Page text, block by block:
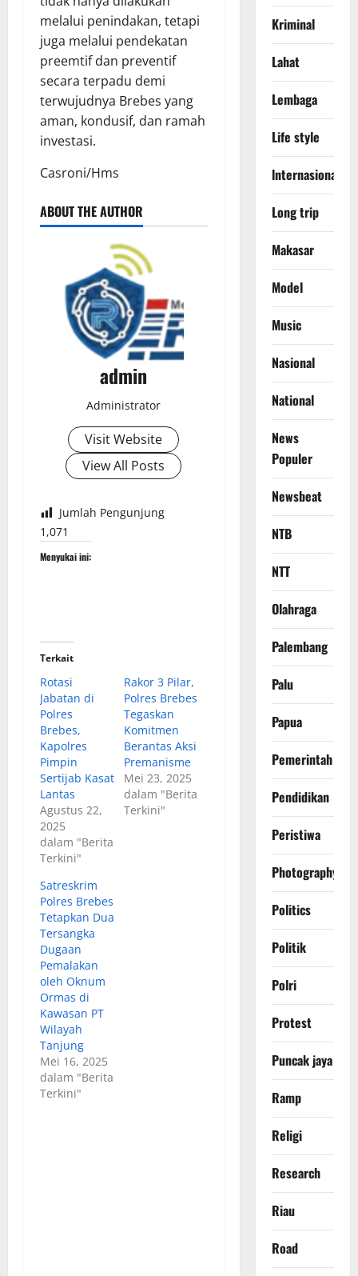
melalui penindakan, tetapi
juga melalui pendekatan
preemtif dan preventif
secara terpadu demi
terwujudnya Brebes yang
aman, kondusif, dan ramah
investasi.
Casroni/Hms
ABOUT THE AUTHOR
admin
Administrator
Visit Website
View All Posts
Jumlah Pengunjung
1,071
Menyukai ini:
Terkait
Rotasi
Jabatan di
Polres
Brebes,
Kapolres
Pimpin
Sertijab Kasat
Lantas
Agustus 22,
2025
dalam "Berita
Terkini"
Rakor 3 Pilar,
Polres Brebes
Tegaskan
Komitmen
Berantas Aksi
Premanisme
Mei 23, 2025
dalam "Berita
Terkini"
Satreskrim
Polres Brebes
Tetapkan Dua
Tersangka
Dugaan
Pemalakan
oleh Oknum
Ormas di
Kawasan PT
Wilayah
Tanjung
Mei 16, 2025
dalam "Berita
Terkini"
Kriminal
Lahat
Lembaga
Life style
lnternasional
Long trip
Makasar
Model
Music
Nasional
National
News
Populer
Newsbeat
NTB
NTT
Olahraga
Palembang
Palu
Papua
Pemerintah
Pendidikan
Peristiwa
Photography
Politics
Politik
Polri
Protest
Puncak jaya
Ramp
Religi
Research
Riau
Road